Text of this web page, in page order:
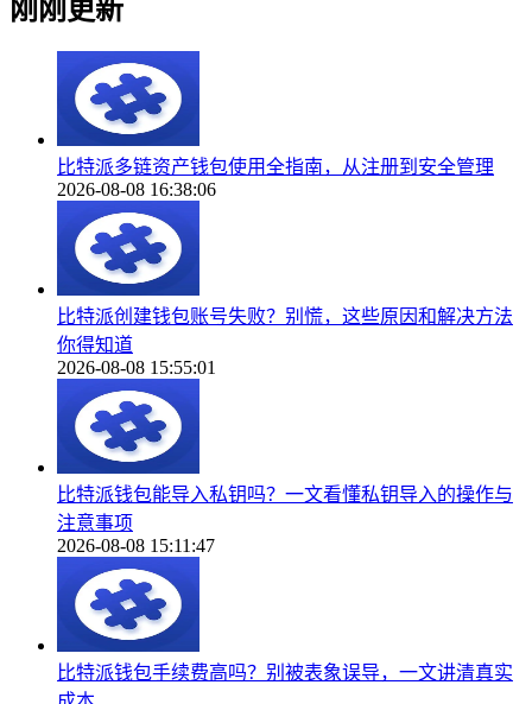
刚刚更新
比特派多链资产钱包使用全指南，从注册到安全管理
2026-08-08 16:38:06
比特派创建钱包账号失败？别慌，这些原因和解决方法
你得知道
2026-08-08 15:55:01
比特派钱包能导入私钥吗？一文看懂私钥导入的操作与
注意事项
2026-08-08 15:11:47
比特派钱包手续费高吗？别被表象误导，一文讲清真实